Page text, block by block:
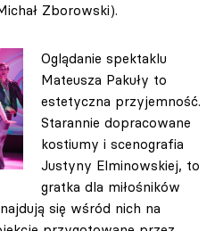
Zborowski).
Oglądanie spektaklu
Mateusza Pakuły to
estetyczna przyjemność.
Starannie dopracowane
kostiumy i scenografia
Justyny Elminowskiej, to
gratka dla miłośników
się wśród nich na